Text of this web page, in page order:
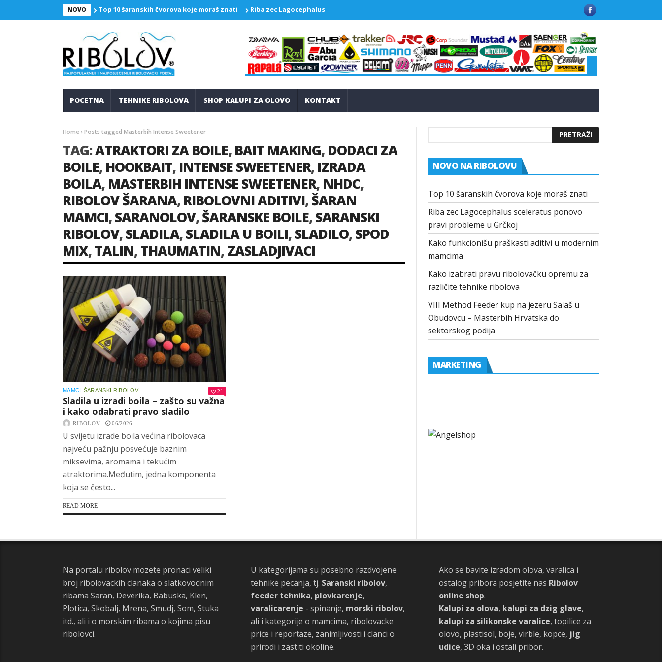
NOVO Top 10 šaranskih čvorova koje moraš znati Riba zec Lagocephalus sceleratus ponovo pravi probleme u Grčkoj Kako funkcionišu praškasti aditivi u modernim
POCETNA TEHNIKE RIBOLOVA SHOP KALUPI ZA OLOVO KONTAKT
Home Posts tagged Masterbih Intense Sweetener
TAG:ATRAKTORI ZA BOILE, BAIT MAKING, DODACI ZA
BOILE, HOOKBAIT, INTENSE SWEETENER, IZRADA
BOILA, MASTERBIH INTENSE SWEETENER, NHDC,
RIBOLOV ŠARANA, RIBOLOVNI ADITIVI,ŠARAN
MAMCI,SARANOLOV,ŠARANSKE BOILE,SARANSKI
RIBOLOV,SLADILA,SLADILA U BOILI,SLADILO,SPOD
MIX,TALIN,THAUMATIN,ZASLADJIVACI
MAMCI ŠARANSKI RIBOLOV 21
Sladila u izradi boila – zašto su važna
i kako odabrati pravo sladilo
RIBOLOV 06/2026
U svijetu izrade boila većina ribolovaca
najveću pažnju posvećuje baznim
miksevima, aromama i tekućim
atraktorima.Međutim, jedna komponenta
koja se često...
READ MORE
NOVO NA RIBOLOVU
Top 10 šaranskih čvorova koje moraš znati
Riba zec Lagocephalus sceleratus ponovo
pravi probleme u Grčkoj
Kako funkcionišu praškasti aditivi u modernim
mamcima
Kako izabrati pravu ribolovačku opremu za
različite tehnike ribolova
VIII Method Feeder kup na jezeru Salaš u
Obudovcu – Masterbih Hrvatska do
sektorskog podija
MARKETING
Na portalu ribolov mozete pronaci veliki
broj ribolovackih clanaka o slatkovodnim
ribama Saran, Deverika, Babuska, Klen,
Plotica, Skobalj, Mrena, Smudj, Som, Stuka
itd., ali i o morskim ribama o kojima pisu
ribolovci.
U kategorijama su posebno razdvojene
tehnike pecanja, tj. Saranski ribolov,
feeder tehnika, plovkarenje,
varalicarenje - spinanje, morski ribolov,
ali i kategorije o mamcima, ribolovacke
price i reportaze, zanimljivosti i clanci o
prirodi i zastiti okoline.
Ako se bavite izradom olova, varalica i
ostalog pribora posjetite nas Ribolov
online shop.
Kalupi za olova, kalupi za dzig glave,
kalupi za silikonske varalice, topilice za
olovo, plastisol, boje, virble, kopce, jig
udice, 3D oka i ostali pribor.